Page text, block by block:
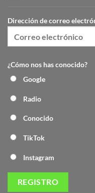
Dirección de correo
¿Cómo nos has conocido?
Google
Radio
Conocido
TikTok
Instagram